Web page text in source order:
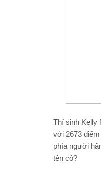
Thí sinh Kelly
với 2673
phía người
tên cô?